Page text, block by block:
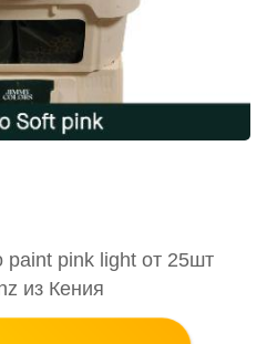
pink light от 25шт
из Кения